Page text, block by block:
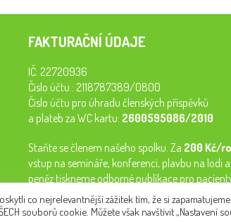
FAKTURAČNÍ ÚDAJE
IČ: 22720936
Číslo účtu.: 2118787389/0800
Číslo účtu pro úhradu členských příspěvků
a plateb za WC kartu: 2600595086/2010
Staňte se členem našeho spolku. Za 200 Kč/
vstup na semináře, konferenci, plavbu na lodi
peněz tiskneme odborné publikace pro
co nejrelevantnější zážitek tím, že si
souborů cookie. Můžete však navštívit „Nastavení